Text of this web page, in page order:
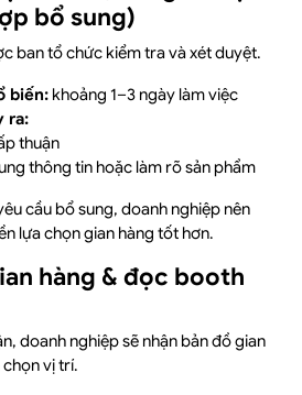
bổ sung)
ban tổ chức kiểm tra và xét duyệt.
biến: khoảng 1–3 ngày làm việc
ra:
thuận
thông tin hoặc làm rõ sản phẩm
cầu bổ sung, doanh nghiệp nên
lựa chọn gian hàng tốt hơn.
hàng & đọc booth
doanh nghiệp sẽ nhận bản đồ gian
vị trí.